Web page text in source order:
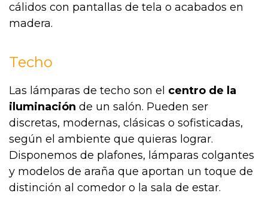
cálidos con pantallas de tela o acabados en
madera.
Techo
Las lámparas de techo son el centro de la
iluminación de un salón. Pueden ser
discretas, modernas, clásicas o sofisticadas,
según el ambiente que quieras lograr.
Disponemos de plafones, lámparas colgantes
y modelos de araña que aportan un toque de
distinción al comedor o la sala de estar.